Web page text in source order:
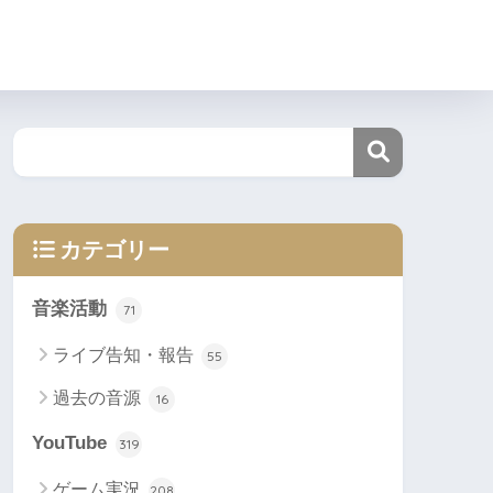
カテゴリー
音楽活動 71
ライブ告知・報告 55
過去の音源 16
YouTube 319